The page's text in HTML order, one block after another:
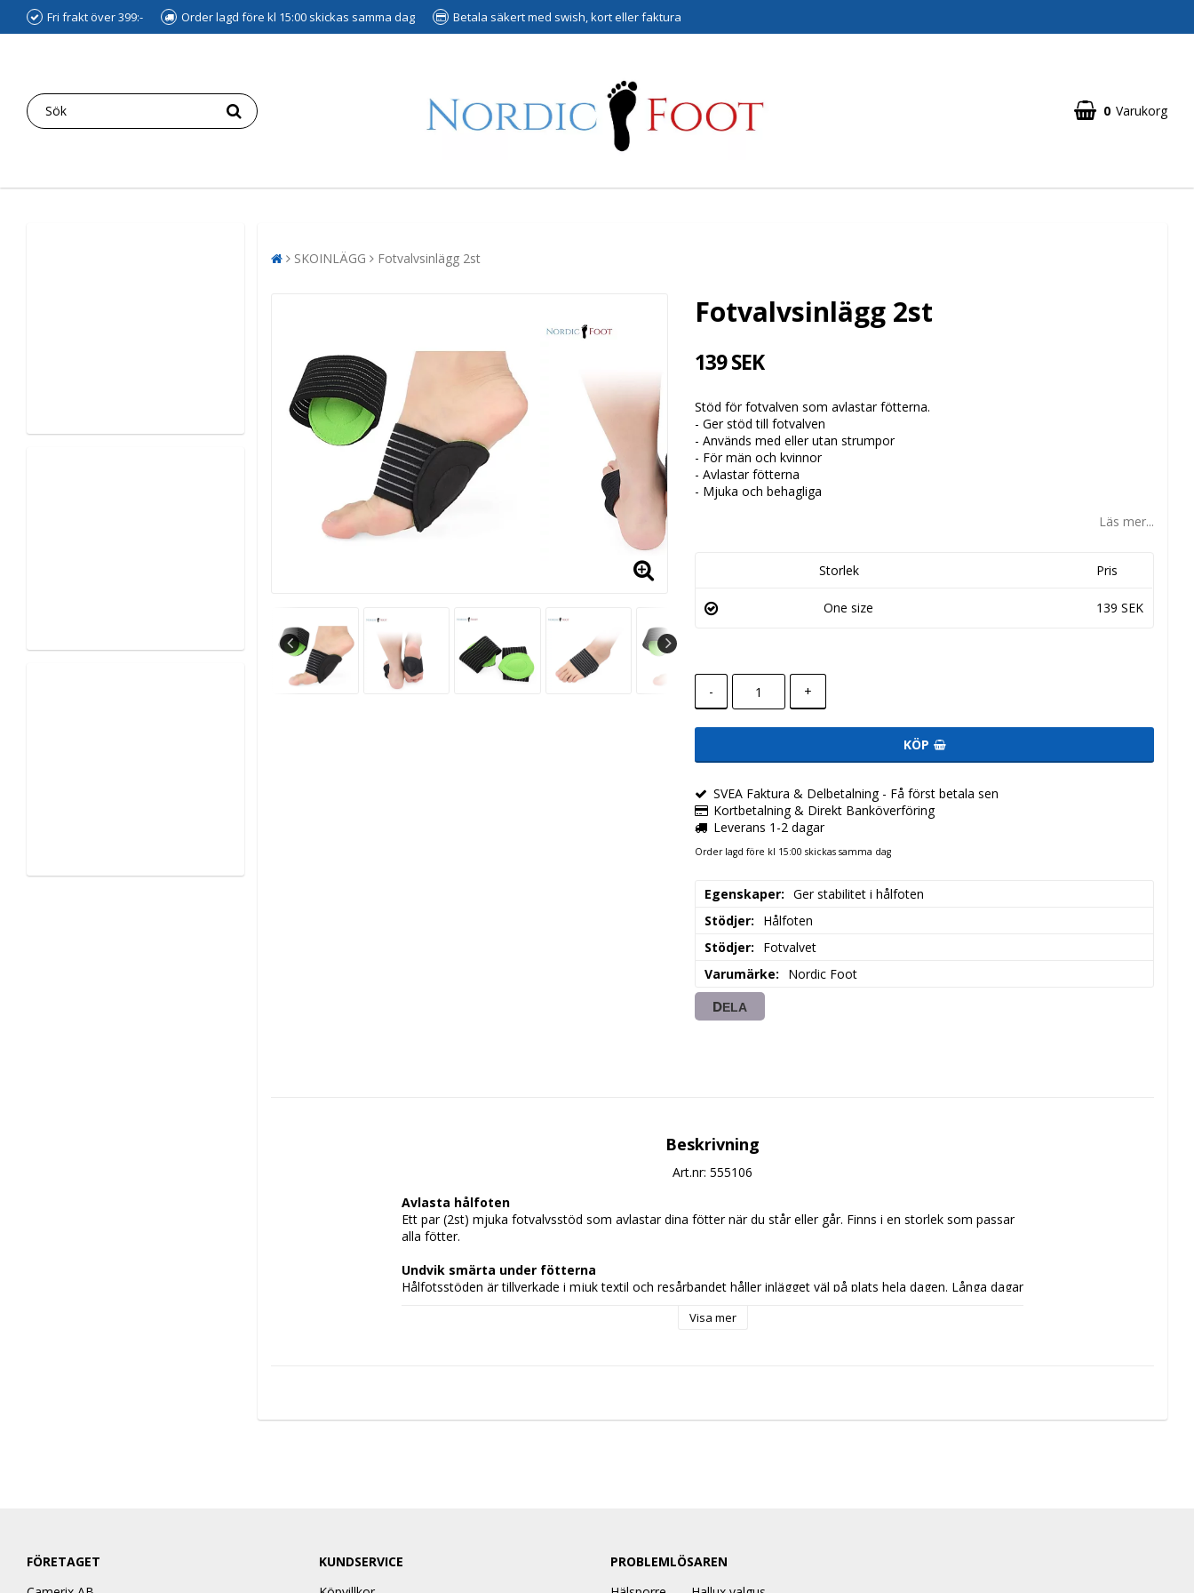
Fri frakt över 399:- Order lagd före kl 15:00 skickas samma dag Betala säkert med swish, kort eller faktura
0 Varukorg
SKOINLÄGG Fotvalvsinlägg 2st
Fotvalvsinlägg 2st
139 SEK
Stöd för fotvalven som avlastar fötterna.
- Ger stöd till fotvalven
- Används med eller utan strumpor
- För män och kvinnor
- Avlastar fötterna
- Mjuka och behagliga
Läs mer...
Storlek Pris
One size 139 SEK
- +
KÖP
SVEA Faktura & Delbetalning - Få först betala sen
Kortbetalning & Direkt Banköverföring
Leverans 1-2 dagar
Order lagd före kl 15:00 skickas samma dag
Egenskaper
Ger stabilitet i hålfoten
Stödjer
Hålfoten
Stödjer
Fotvalvet
Varumärke
Nordic Foot
DELA
Beskrivning
Art.nr: 555106
Avlasta hålfoten
Ett par (2st) mjuka fotvalvsstöd som avlastar dina fötter när du står eller går. Finns i en storlek som passar
alla fötter.
Undvik smärta under fötterna
Hålfotsstöden är tillverkade i mjuk textil och resårbandet håller inlägget väl på plats hela dagen. Långa dagar
rekommenderas att användas för att minska smärta under hålfoten.
Vi skickar alla paket med Postnord & våra försändelser levereras normalt direkt i din brevlåda. Får paketet
inte plats hamnar det på ditt närmsta postombud och aviseras via SMS eller brev.
Visa mer
FÖRETAGET
KUNDSERVICE
PROBLEMLÖSAREN